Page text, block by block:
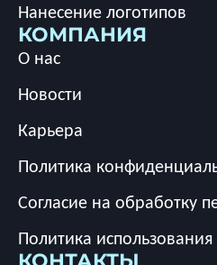
Нанесение логотипов
КОМПАНИЯ
О нас
Новости
Карьера
Политика
Согласие на обработку
Политика